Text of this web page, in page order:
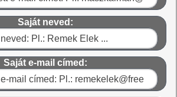
Saját neved:
Saját e-mail címed: